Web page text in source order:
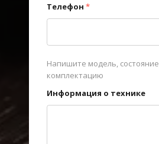
Телефон *
Напишите модель, состояние,
комплектацию
Информация о технике